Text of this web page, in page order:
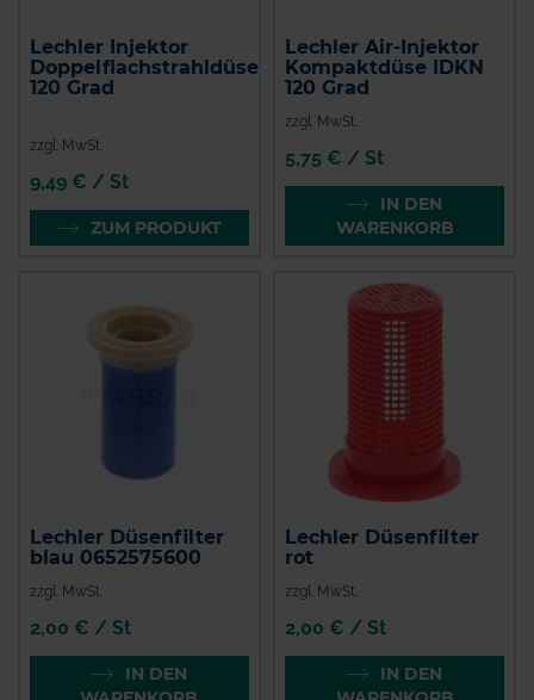
Lechler Injektor
Doppelflachstrahldüse
120 Grad
zzgl. MwSt.
9,49 € / St
ZUM PRODUKT
Lechler Air-Injektor
Kompaktdüse IDKN
120 Grad
zzgl. MwSt.
5,75 € / St
IN DEN
WARENKORB
Lechler Düsenfilter
blau 0652575600
zzgl. MwSt.
2,00 € / St
IN DEN
Lechler Düsenfilter
rot
zzgl. MwSt.
2,00 € / St
IN DEN